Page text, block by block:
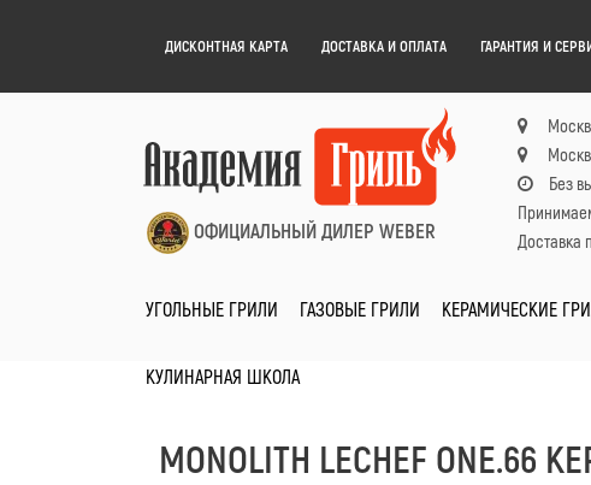
ДИСКОНТНАЯ КАРТА ДОСТАВКА И ОПЛАТА ГАРАНТИЯ И
ОФИЦИАЛЬНЫЙ ДИЛЕР WEBER
Без
Доставка
УГОЛЬНЫЕ ГРИЛИ ГАЗОВЫЕ ГРИЛИ КЕРАМИЧЕСКИЕ
КУЛИНАРНАЯ ШКОЛА
MONOLITH LECHEF